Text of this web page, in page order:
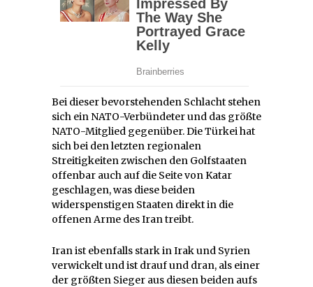
Bei dieser bevorstehenden Schlacht stehen
sich ein NATO-Verbündeter und das größte
NATO-Mitglied gegenüber. Die Türkei hat
sich bei den letzten regionalen
Streitigkeiten zwischen den Golfstaaten
offenbar auch auf die Seite von Katar
geschlagen, was diese beiden
widerspenstigen Staaten direkt in die
offenen Arme des Iran treibt.
Iran ist ebenfalls stark in Irak und Syrien
verwickelt und ist drauf und dran, als einer
der größten Sieger aus diesen beiden aufs